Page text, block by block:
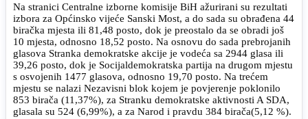
Na stranici Centralne izborne komisije BiH ažurirani su rezultati
izbora za Općinsko vijeće Sanski Most, a do sada su obrađena 44
biračka mjesta ili 81,48 posto, dok je preostalo da se obradi još
10 mjesta, odnosno 18,52 posto. Na osnovu do sada prebrojanih
glasova Stranka demokratske akcije je vodeća sa 2944 glasa ili
39,26 posto, dok je Socijaldemokratska partija na drugom mjestu
s osvojenih 1477 glasova, odnosno 19,70 posto. Na trećem
mjestu se nalazi Nezavisni blok kojem je povjerenje poklonilo
853 birača (11,37%), za Stranku demokratske aktivnosti A SDA,
glasala su 524 (6,99%), a za Narod i pravdu 384 birača(5,12 %).